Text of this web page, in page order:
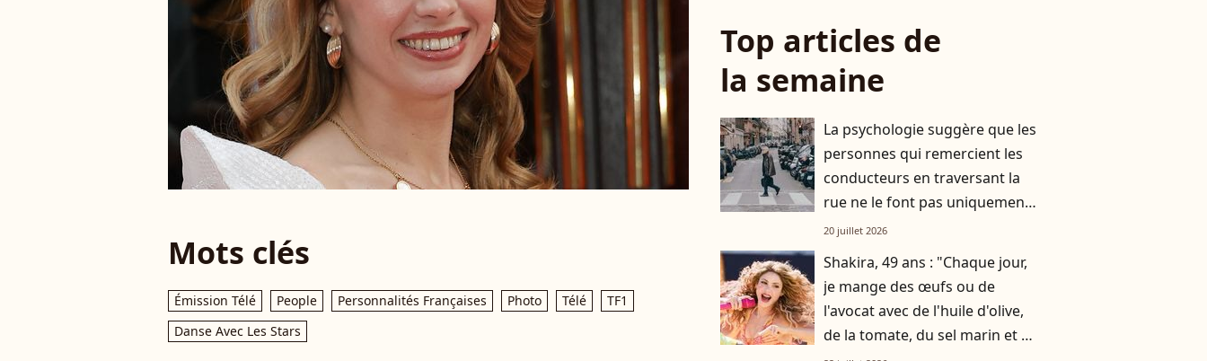
Mots clés
Émission Télé People Personnalités Françaises Photo Télé
TF1
Danse Avec Les Stars
Top articles de
la semaine
La psychologie suggère que les
personnes qui remercient les
conducteurs en traversant la
rue ne le font pas uniquement
par gratitude
20 juillet 2026
Shakira, 49 ans : "Chaque jour,
je mange des œufs ou de
l'avocat avec de l'huile d'olive,
de la tomate, du sel marin et un